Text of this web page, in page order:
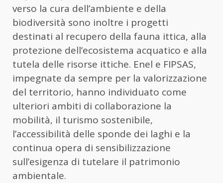
verso la cura dell’ambiente e della
biodiversità sono inoltre i progetti
destinati al recupero della fauna ittica, alla
protezione dell’ecosistema acquatico e alla
tutela delle risorse ittiche. Enel e FIPSAS,
impegnate da sempre per la valorizzazione
del territorio, hanno individuato come
ulteriori ambiti di collaborazione la
mobilità, il turismo sostenibile,
l’accessibilità delle sponde dei laghi e la
continua opera di sensibilizzazione
sull’esigenza di tutelare il patrimonio
ambientale.